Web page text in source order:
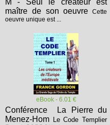
M - Seul le créateur est
maître de son oeuvre Cette
oeuvre unique est ...
eBook - 6.01 €
Conférence La Pierre du
Menez-Hom Le Code Templier